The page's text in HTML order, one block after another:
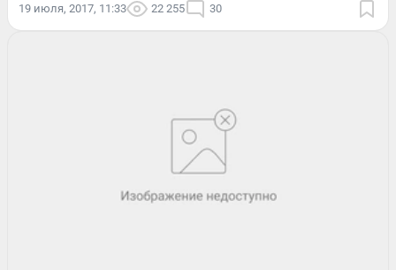
19 июля, 2017, 11:33 22 255 30